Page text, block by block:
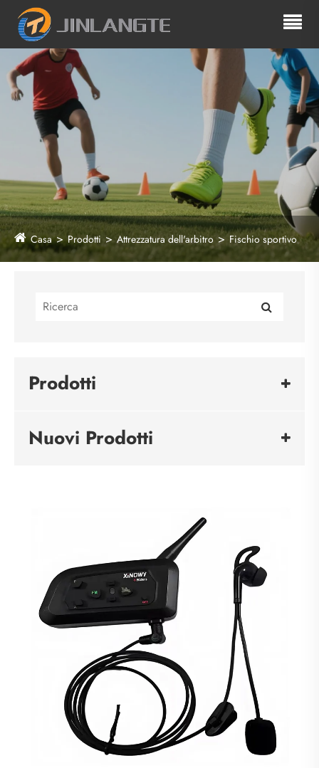
Casa Prodotti Attrezzatura dell'arbitro Fischio sportivo
Prodotti
Nuovi Prodotti